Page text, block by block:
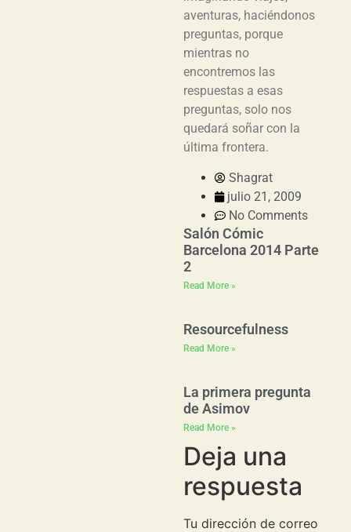
aventuras, haciéndonos
preguntas, porque
mientras no
encontremos las
respuestas a esas
preguntas, solo nos
quedará soñar con la
última frontera.
Shagrat
julio 21, 2009
No Comments
Salón Cómic
Barcelona 2014 Parte
2
Read More »
Resourcefulness
Read More »
La primera pregunta
de Asimov
Read More »
Deja una
respuesta
Tu dirección de correo